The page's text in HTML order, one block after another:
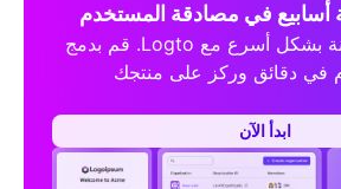
في مصادقة المستخدم
أطلق تطبيقات آمنة بشكل أسرع مع Logto. قم بدمج
في دقائق وركز على منتجك
ابدأ الآن